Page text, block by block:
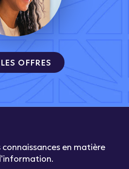
OFFRES
en matière